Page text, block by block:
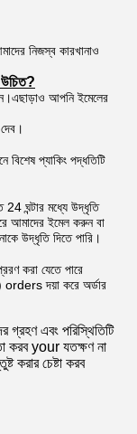
নিজস্ব কারখানাও
আপনি ইমেলের
বিশেষ প্যাকিং পদ্ধতিটি
ঘন্টার মধ্যে উদ্ধৃতি
আমাদের ইমেল করুন বা
উদ্ধৃতি দিতে পারি।
করা যেতে পারে
দয়া করে অর্ডার
গ্রহণ এবং পরিস্থিতিটি
করব your যতক্ষণ না
করার চেষ্টা করব